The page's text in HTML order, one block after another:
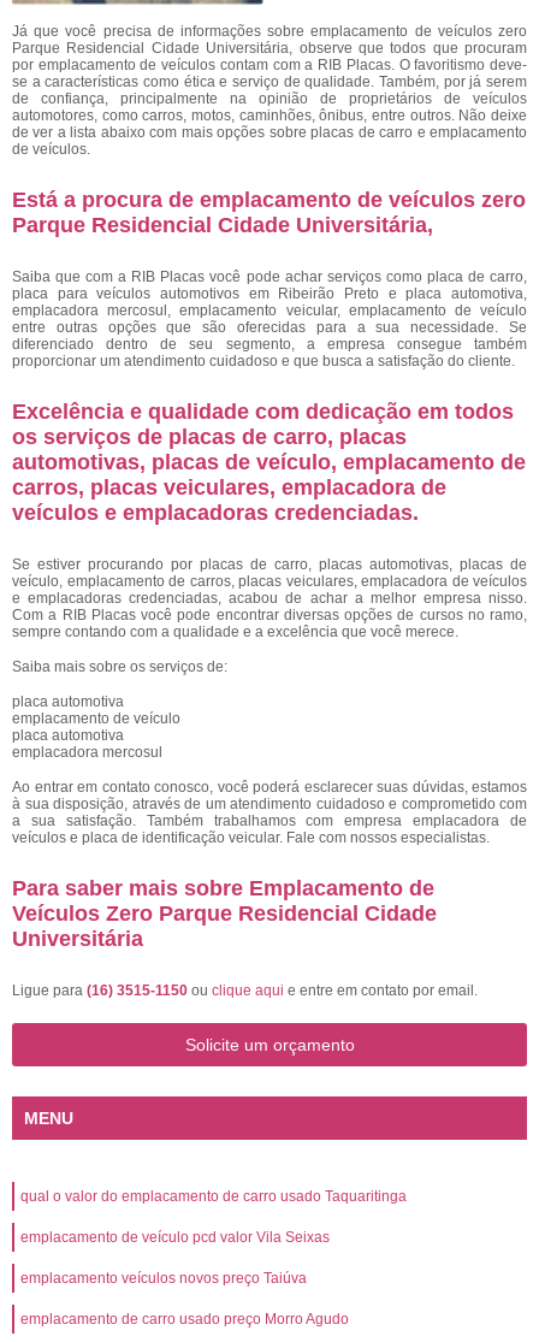
Já que você precisa de informações sobre emplacamento de veículos zero
Parque Residencial Cidade Universitária, observe que todos que procuram
por emplacamento de veículos contam com a RIB Placas. O favoritismo deve-
se a características como ética e serviço de qualidade. Também, por já serem
de confiança, principalmente na opinião de proprietários de veículos
automotores, como carros, motos, caminhões, ônibus, entre outros. Não deixe
de ver a lista abaixo com mais opções sobre placas de carro e emplacamento
de veículos.
Está a procura de emplacamento de veículos zero
Parque Residencial Cidade Universitária,
Saiba que com a RIB Placas você pode achar serviços como placa de carro,
placa para veículos automotivos em Ribeirão Preto e placa automotiva,
emplacadora mercosul, emplacamento veicular, emplacamento de veículo
entre outras opções que são oferecidas para a sua necessidade. Se
diferenciado dentro de seu segmento, a empresa consegue também
proporcionar um atendimento cuidadoso e que busca a satisfação do cliente.
Excelência e qualidade com dedicação em todos
os serviços de placas de carro, placas
automotivas, placas de veículo, emplacamento de
carros, placas veiculares, emplacadora de
veículos e emplacadoras credenciadas.
Se estiver procurando por placas de carro, placas automotivas, placas de
veículo, emplacamento de carros, placas veiculares, emplacadora de veículos
e emplacadoras credenciadas, acabou de achar a melhor empresa nisso.
Com a RIB Placas você pode encontrar diversas opções de cursos no ramo,
sempre contando com a qualidade e a excelência que você merece.
Saiba mais sobre os serviços de:
placa automotiva
emplacamento de veículo
placa automotiva
emplacadora mercosul
Ao entrar em contato conosco, você poderá esclarecer suas dúvidas, estamos
à sua disposição, através de um atendimento cuidadoso e comprometido com
a sua satisfação. Também trabalhamos com empresa emplacadora de
veículos e placa de identificação veicular. Fale com nossos especialistas.
Para saber mais sobre Emplacamento de
Veículos Zero Parque Residencial Cidade
Universitária
Ligue para (16) 3515-1150 ou clique aqui e entre em contato por email.
Solicite um orçamento
MENU
qual o valor do emplacamento de carro usado Taquaritinga
emplacamento de veículo pcd valor Vila Seixas
emplacamento veículos novos preço Taiúva
emplacamento de carro usado preço Morro Agudo